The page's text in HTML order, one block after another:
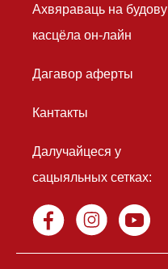
Ахвяраваць на будову
касцёла он-лайн
Дагавор аферты
Кантакты
Далучайцеся у
сацыяльных сетках: